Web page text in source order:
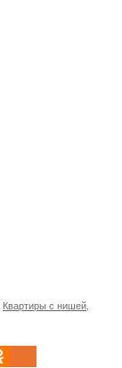
Квартиры с нишей,